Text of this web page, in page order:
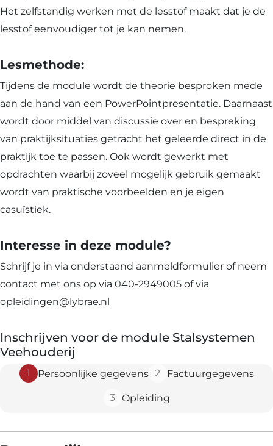
Het zelfstandig werken met de lesstof maakt dat je de
lesstof eenvoudiger tot je kan nemen.
Lesmethode:
Tijdens de module wordt de theorie besproken mede
aan de hand van een PowerPointpresentatie. Daarnaast
wordt door middel van discussie over en bespreking
van praktijksituaties getracht het geleerde direct in de
praktijk toe te passen. Ook wordt gewerkt met
opdrachten waarbij zoveel mogelijk gebruik gemaakt
wordt van praktische voorbeelden en je eigen
casuïstiek.
Interesse in deze module?
Schrijf je in via onderstaand aanmeldformulier of neem
contact met ons op via 040-2949005 of via
opleidingen@lybrae.nl
Inschrijven voor de module Stalsystemen
Veehouderij
1 Persoonlijke gegevens 2 Factuurgegevens
3 Opleiding